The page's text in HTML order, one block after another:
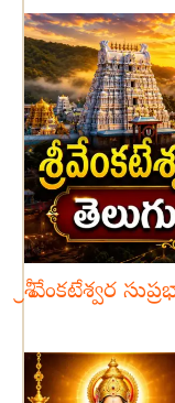
శ్రీ వేంకటేశ్వర